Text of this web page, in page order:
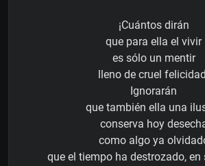
¡Cuántos dirán
que para ella el vivir
es sólo un mentir
lleno de cruel
Ignorarán
que también ella una
conserva hoy
como algo ya
que el tiempo ha destrozado, en